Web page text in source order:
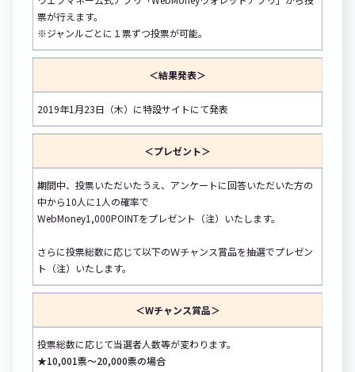
票が行えます。
※ジャンルごとに１票ずつ投票が可能。
＜結果発表＞
2019年1月23日（木）に特設サイトにて発表
＜プレゼント＞
期間中、投票いただいたうえ、アンケートに回答いただいた方の
中から10人に1人の確率で
WebMoney1,000POINTをプレゼント（注）いたします。
さらに投票総数に応じて以下のＷチャンス賞品を抽選でプレゼン
ト（注）いたします。
＜Wチャンス賞品＞
投票総数に応じて当選者人数等が変わります。
★10,001票～20,000票の場合